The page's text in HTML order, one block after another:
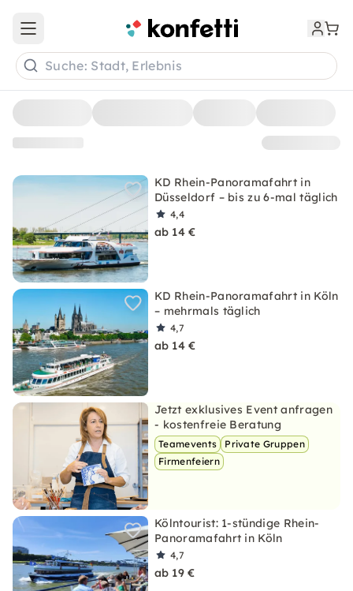
KD Rhein-Panoramafahrt in
Düsseldorf – bis zu 6-mal täglich
4,4
ab 14 €
KD Rhein-Panoramafahrt in Köln
– mehrmals täglich
4,7
ab 14 €
Jetzt exklusives Event anfragen
- kostenfreie Beratung
Teamevents
Private Gruppen
Firmenfeiern
Kölntourist: 1-stündige Rhein-
Panoramafahrt in Köln
4,7
ab 19 €
Open main menu
Suche: Stadt, Erlebnis